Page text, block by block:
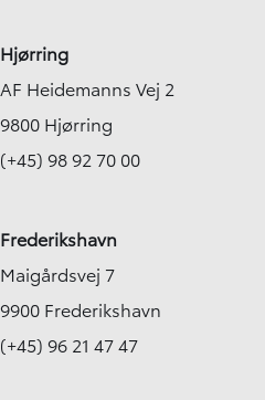
Hjørring
AF Heidemanns Vej 2
9800 Hjørring
(+45) 98 92 70 00
Frederikshavn
Maigårdsvej 7
9900 Frederikshavn
(+45) 96 21 47 47